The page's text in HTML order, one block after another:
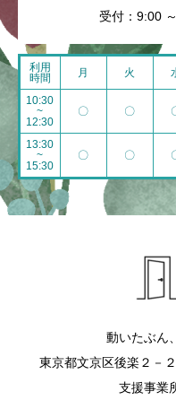
受付：9:00
利用
時間
月 火
10:30
~
12:30
〇 〇
13:30
~
15:30
〇 〇
動いたぶん
東京都文京区後楽２
支援事業